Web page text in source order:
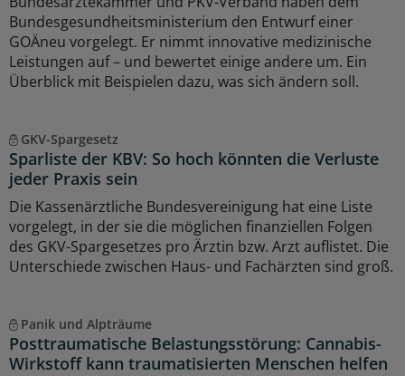
Bundesgesundheitsministerium den Entwurf einer
GOÄneu vorgelegt. Er nimmt innovative medizinische
Leistungen auf – und bewertet einige andere um. Ein
Überblick mit Beispielen dazu, was sich ändern soll.
GKV-Spargesetz
Sparliste der KBV: So hoch könnten die Verluste
jeder Praxis sein
Die Kassenärztliche Bundesvereinigung hat eine Liste
vorgelegt, in der sie die möglichen finanziellen Folgen
des GKV-Spargesetzes pro Ärztin bzw. Arzt auflistet. Die
Unterschiede zwischen Haus- und Fachärzten sind groß.
Panik und Alpträume
Posttraumatische Belastungsstörung: Cannabis-
Wirkstoff kann traumatisierten Menschen helfen